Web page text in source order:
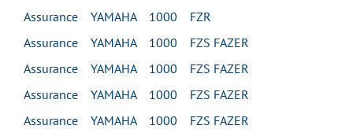
Assurance YAMAHA 1000 FZR
Assurance YAMAHA 1000 FZS FAZER
Assurance YAMAHA 1000 FZS FAZER
Assurance YAMAHA 1000 FZS FAZER
Assurance YAMAHA 1000 FZS FAZER